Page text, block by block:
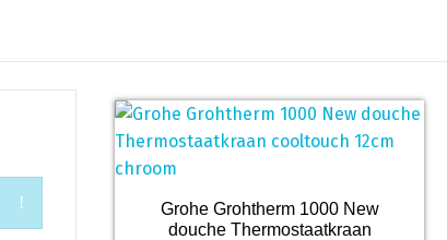
Grohe Grohtherm 1000 New
douche Thermostaatkraan